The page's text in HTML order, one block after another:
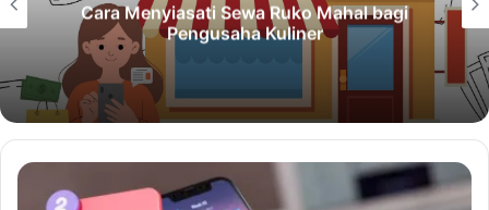
Cara Menyiasati Sewa Ruko Mahal bagi
Pengusaha Kuliner